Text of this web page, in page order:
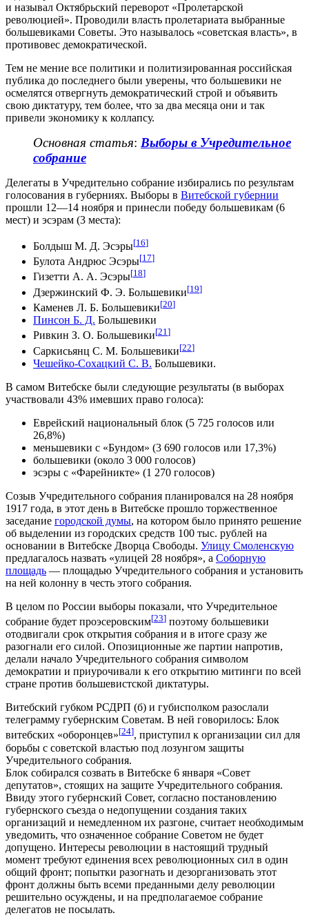
и называл Октябрьский переворот «Пролетарской
революцией». Проводили власть пролетариата выбранные
большевиками Советы. Это называлось «советская власть», в
противовес демократической.
Тем не мение все политики и политизированная российская
публика до последнего были уверены, что большевики не
осмелятся отвергнуть демократический строй и объявить
свою диктатуру, тем более, что за два месяца они и так
привели экономику к коллапсу.
Основная статья: Выборы в Учредительное
собрание
Делегаты в Учредительно собрание избирались по результам
голосования в губерниях. Выборы в Витебской губернии
прошли 12—14 ноября и принесли победу большевикам (6
мест) и эсэрам (3 места):
Болдыш М. Д. Эсэры[16]
Булота Андрюс Эсэры[17]
Гизетти А. А. Эсэры[18]
Дзержинский Ф. Э. Большевики[19]
Каменев Л. Б. Большевики[20]
Пинсон Б. Д. Большевики
Ривкин З. О. Большевики[21]
Саркисьянц С. М. Большевики[22]
Чешейко-Сохацкий С. В. Большевики.
В самом Витебске были следующие результаты (в выборах
участвовали 43% имевших право голоса):
Еврейский национальный блок (5 725 голосов или
26,8%)
меньшевики с «Бундом» (3 690 голосов или 17,3%)
большевики (около 3 000 голосов)
эсэры с «Фарейникте» (1 270 голосов)
Созыв Учредительного собрания планировался на 28 ноября
1917 года, в этот день в Витебске прошло торжественное
заседание городской думы, на котором было принято решение
об выделении из городских средств 100 тыс. рублей на
основании в Витебске Дворца Свободы. Улицу Смоленскую
предлагалось назвать «улицей 28 ноября», а Соборную
площадь — площадью Учредительного собрания и установить
на ней колонну в честь этого собрания.
В целом по России выборы показали, что Учредительное
собрание будет проэсеровским[23] поэтому большевики
отодвигали срок открытия собрания и в итоге сразу же
разогнали его силой. Опозиционные же партии напротив,
делали начало Учредительного собрания символом
демократии и приурочивали к его открытию митинги по всей
стране против большевистской диктатуры.
Витебский губком РСДРП (б) и губисполком разослали
телеграмму губернским Советам. В ней говорилось: Блок
витебских «оборонцев»[24], приступил к организации сил для
борьбы с советской властью под лозунгом защиты
Учредительного собрания.
Блок собирался созвать в Витебске 6 января «Совет
депутатов», стоящих на защите Учредительного собрания.
Ввиду этого губернский Совет, согласно постановлению
губернского съезда о недопущении создания таких
организаций и немедленном их разгоне, считает необходимым
уведомить, что означенное собрание Советом не будет
допущено. Интересы революции в настоящий трудный
момент требуют единения всех революционных сил в один
общий фронт; попытки разогнать и дезорганизовать этот
фронт должны быть всеми преданными делу революции
решительно осуждены, и на предполагаемое собрание
делегатов не посылать.